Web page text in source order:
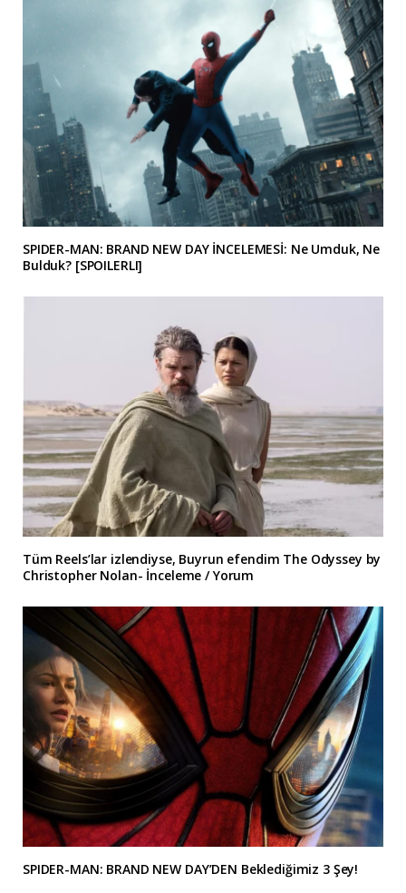
SPIDER-MAN: BRAND NEW DAY İNCELEMESİ: Ne Umduk, Ne
Bulduk? [SPOILERLI]
Tüm Reels’lar izlendiyse, Buyrun efendim The Odyssey by
Christopher Nolan- İnceleme / Yorum
SPIDER-MAN: BRAND NEW DAY’DEN Beklediğimiz 3 Şey!